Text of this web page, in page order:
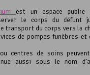
est un espace public
le corps du défunt
transport du corps vers la
de pompes funèbres et
centres de soins
aussi sous le nom